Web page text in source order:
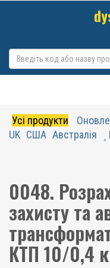
Усі продукти
UK США Австралія
0048.
захисту та
КТП 10/0,4